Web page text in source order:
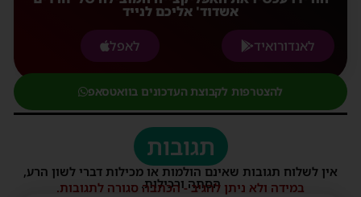
אשדוד' אליכם לנייד
לאנדורואיד
לאפל
להצטרפות לקבוצת העדכונים בוואטסאפ
תגובות
אין לשלוח תגובות שאינם הולמות או מכילות דברי לשון הרע,
הסתה ורכילות.
במידה ולא ניתן להגיב - הכתבה סגורה לתגובות.